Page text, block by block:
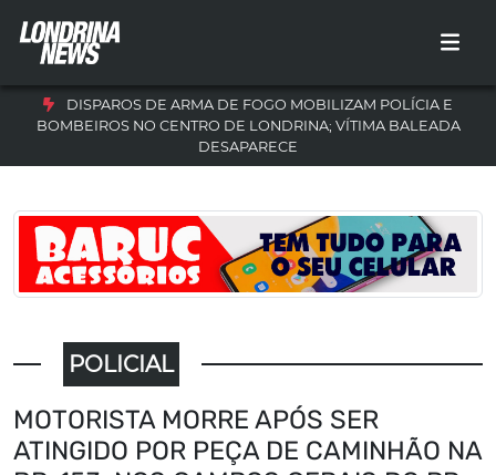
DISPAROS DE ARMA DE FOGO MOBILIZAM POLÍCIA E
BOMBEIROS NO CENTRO DE LONDRINA; VÍTIMA BALEADA
DESAPARECE
POLICIAL
MOTORISTA MORRE APÓS SER
ATINGIDO POR PEÇA DE CAMINHÃO NA